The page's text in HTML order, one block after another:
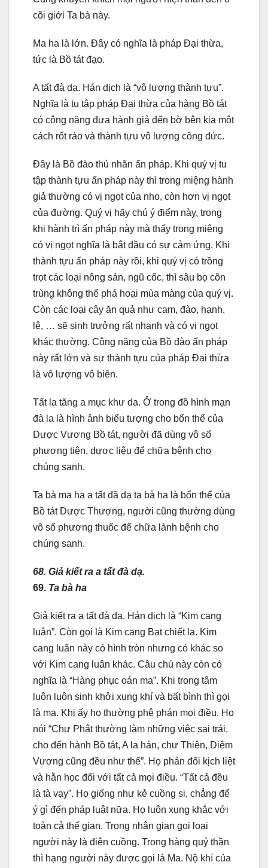
cõi giới Ta bà này.
Ma ha là lớn. Đây có nghĩa là pháp Đại thừa,
tức là Bồ tát đạo.
A tất đà dạ. Hán dịch là “vô lượng thành tựu”.
Nghĩa là tu tập pháp Đại thừa của hàng Bồ tát
có công năng đưa hành giả đến bờ bên kia một
cách rốt ráo và thành tựu vô lượng công đức.
Đây là Bồ đào thủ nhãn ấn pháp. Khi quý vị tu
tập thành tựu ấn pháp này thì trong miệng hành
giả thường có vị ngọt của nho, còn hơn vị ngọt
của đường. Quý vị hãy chú ý điểm này, trong
khi hành trì ấn pháp này mà thấy trong miệng
có vị ngọt nghĩa là bắt đầu có sự cảm ứng. Khi
thành tựu ấn pháp này rồi, khi quý vị có trồng
trọt các loại nông sản, ngũ cốc, thì sâu bọ côn
trùng không thể phá hoại mùa màng của quý vị.
Còn các loại cây ăn quả như cam, đào, hạnh,
lê, … sẽ sinh trưởng rất nhanh và có vị ngọt
khác thường. Công năng của Bồ đào ấn pháp
này rất lớn và sự thành tựu của pháp Đại thừa
là vô lượng vô biên.
Tất la tăng a mục khư da. Ở trong đồ hình mạn
đà la là hình ảnh biểu tượng cho bổn thể của
Dược Vương Bồ tát, người đã dùng vô số
phương tiện, dược liệu để chữa bệnh cho
chúng sanh.
Ta bà ma ha a tất đã dạ ta bà ha là bổn thể của
Bồ tát Dược Thượng, người cũng thường dùng
vô số phương thuốc để chữa lành bệnh cho
chúng sanh.
68. Giả kiết ra a tất đà dạ.
69. Ta bà ha
Giả kiết ra a tất đà dạ. Hán dịch là “Kim cang
luân”. Còn gọi là Kim cang Bạt chiết la. Kim
cang luân này có hình tròn nhưng có khác so
với Kim cang luân khác. Câu chú này còn có
nghĩa là “Hàng phục oán ma”. Khi trong tâm
luôn luôn sinh khởi xung khí và bất bình thì gọi
là ma. Khi ấy họ thường phê phán mọi điều. Họ
nói “Chư Phật thường làm những việc sai trái,
cho đến hành Bồ tát, A la hán, chư Thiên, Diêm
Vương cũng đều như thế”. Họ phản đối kịch liệt
và hằn học đối với tất cả mọi điều. “Tất cả đều
là tà vạy”. Họ giống như kẻ cuồng si, chẳng để
ý gì đến pháp luật nữa. Họ luôn xung khắc với
toàn cả thế gian. Trong nhân gian gọi loại
người này là điên cuồng. Trong hàng quỷ thần
thì hạng người này được gọi là Ma. Nộ khí của